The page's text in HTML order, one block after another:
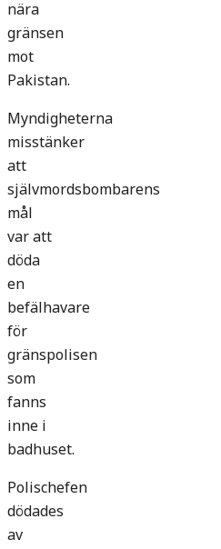
nära
gränsen
mot
Pakistan.
Myndigheterna
misstänker
att
självmordsbombarens
mål
var att
döda
en
befälhavare
för
gränspolisen
som
fanns
inne i
badhuset.
Polischefen
dödades
av